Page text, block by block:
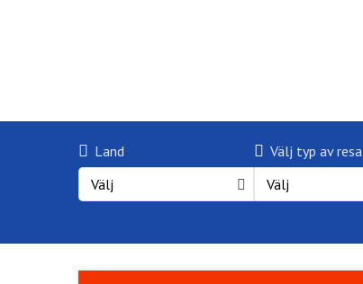
Land
Välj
Välj typ av resa
Välj